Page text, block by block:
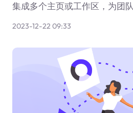
集成多个主页或工作区，为团队
2023-12-22 09:33